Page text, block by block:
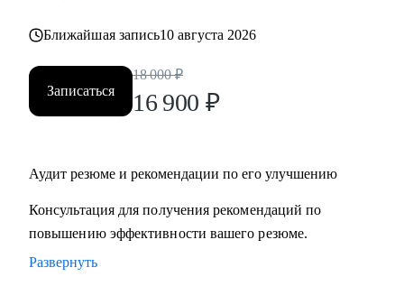
Ближайшая запись10 августа 2026
Записаться
18 000 ₽
16 900 ₽
Аудит резюме и рекомендации по его улучшению
Консультация для получения рекомендаций по
повышению эффективности вашего резюме.
Развернуть